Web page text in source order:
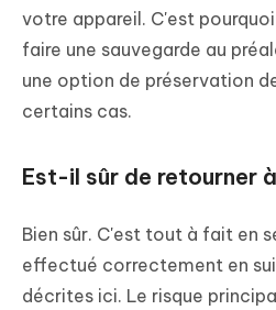
votre appareil. C'est
faire une sauvegarde au
une option de préservation
certains cas.
Est-il sûr de retourner
Bien sûr. C'est tout à fait en
effectué correctement en
décrites ici. Le risque